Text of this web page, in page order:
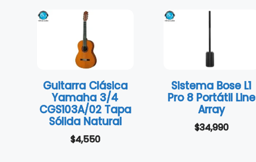
Guitarra Clásica
Yamaha 3/4
CGS103A/02 Tapa
Sólida Natural
$4,550
Sistema Bose L1
Pro 8 Portátil Line
Array
$34,990